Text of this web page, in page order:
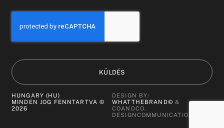
KÜLDÉS
HUNGARY (HU)
MINDEN JOG FENNTARTVA ©
2026
DESIGN BY:
WHATTHEBRAND© &
COANDCO.
DESIGNCOMMUNICATION